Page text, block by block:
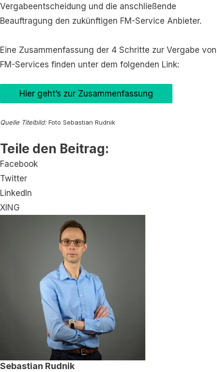
Vergabeentscheidung und die anschließende
Beauftragung den zukünftigen FM-Service Anbieter.
Eine Zusammenfassung der 4 Schritte zur Vergabe von
FM-Services finden unter dem folgenden Link:
Hier geht’s zur Zusammenfassung
Quelle Titelbild: Foto Sebastian Rudnik
Teile den Beitrag:
Facebook
Twitter
LinkedIn
XING
Sebastian Rudnik